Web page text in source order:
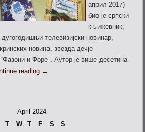
април 2017)
био је српски
књижевник,
телевизијски новинар,
новина, звезда дечје
“Фазони и Форе”. Аутор је више десетина
reading →
April 2024
T W T F S S